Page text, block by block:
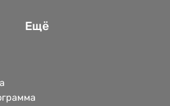
Ещё